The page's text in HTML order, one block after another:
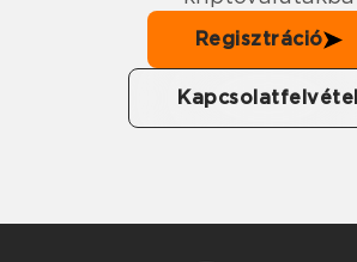
Regisztráció
Kapcsolatfelvétel